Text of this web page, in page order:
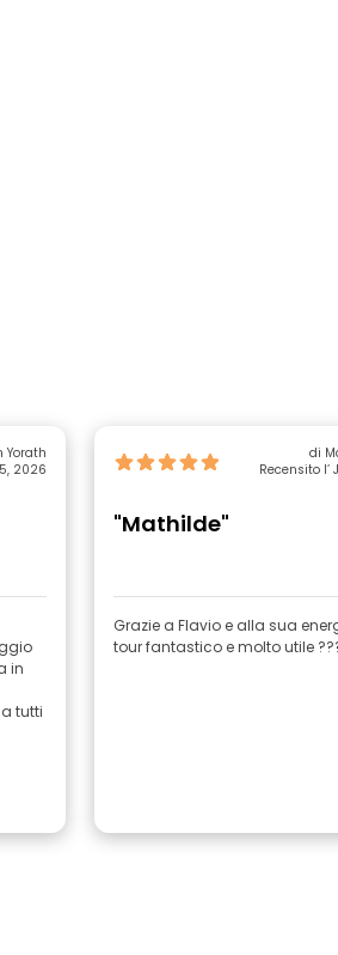
Yorath
2026
in
tutti
di
Recensito l’
"Mathilde"
Grazie a Flavio e alla sua energia
tour fantastico e molto utile